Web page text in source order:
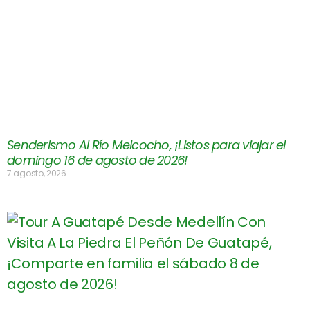
Senderismo Al Río Melcocho, ¡Listos para viajar el
domingo 16 de agosto de 2026!
7 agosto, 2026